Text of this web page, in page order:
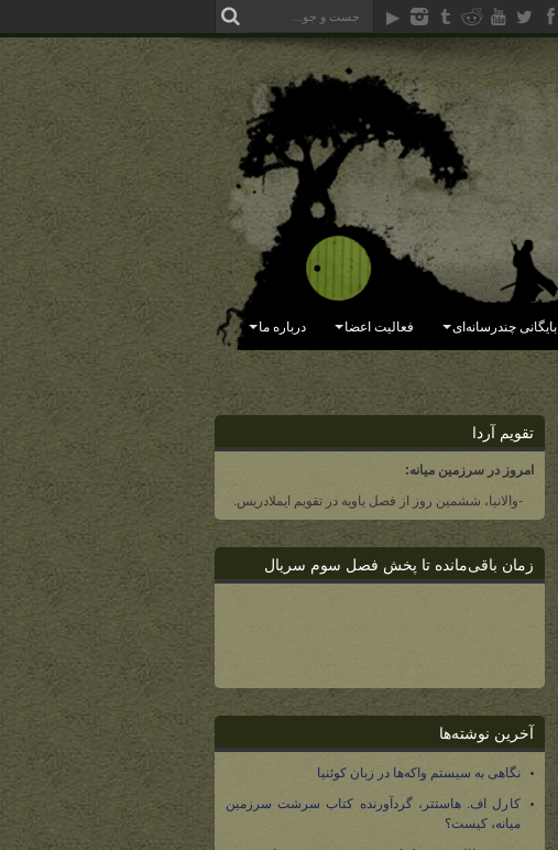
بایگانی چندرسانه‌ای فعالیت اعضا درباره ما
تقویم آردا
امروز در سرزمین میانه:
-والانیا، ششمین روز از فصل یاویه در تقویم ایملادریس.
زمان باقی‌مانده تا پخش فصل سوم سریال
آخرین نوشته‌ها
نگاهی به سیستم واکه‌ها در زبان کوئنیا
کارل اف. هاستتر، گردآورنده کتاب سرشت سرزمین
میانه، کیست؟